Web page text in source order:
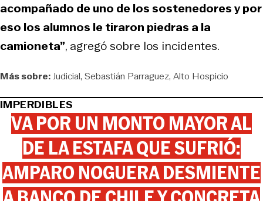
acompañado de uno de los sostenedores y por
eso los alumnos le tiraron piedras a la
camioneta”, agregó sobre los incidentes.
Más sobre:Judicial Sebastián Parraguez Alto Hospicio
IMPERDIBLES
VA POR UN MONTO MAYOR AL
DE LA ESTAFA QUE SUFRIÓ:
AMPARO NOGUERA DESMIENTE